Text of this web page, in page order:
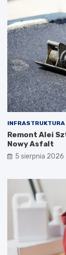
INFRASTRUKTURA
Remont Alei
Nowy Asfalt
5 sierpnia 2026